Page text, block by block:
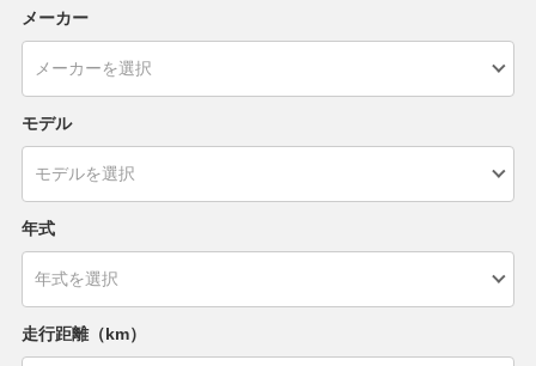
メーカー
モデル
年式
走行距離（km）